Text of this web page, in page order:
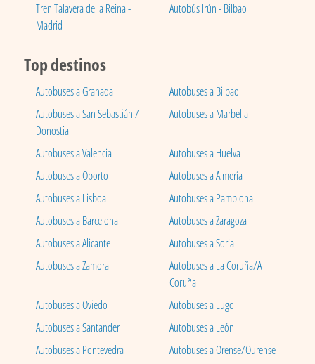
Tren Talavera de la Reina -
Madrid
Autobús Irún - Bilbao
Top destinos
Autobuses a Granada
Autobuses a Bilbao
Autobuses a San Sebastián /
Donostia
Autobuses a Marbella
Autobuses a Valencia
Autobuses a Huelva
Autobuses a Oporto
Autobuses a Almería
Autobuses a Lisboa
Autobuses a Pamplona
Autobuses a Barcelona
Autobuses a Zaragoza
Autobuses a Alicante
Autobuses a Soria
Autobuses a Zamora
Autobuses a La Coruña/A
Coruña
Autobuses a Oviedo
Autobuses a Lugo
Autobuses a Santander
Autobuses a León
Autobuses a Pontevedra
Autobuses a Orense/Ourense